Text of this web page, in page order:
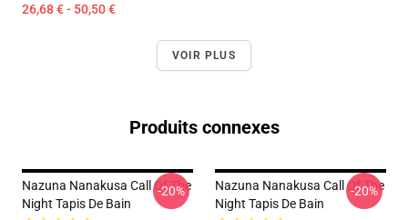
26,68 € - 50,50 €
VOIR PLUS
Produits connexes
Nazuna Nanakusa Call Of The
Night Tapis De Bain
-20%
Nazuna Nanakusa Call Of The
Night Tapis De Bain
-20%